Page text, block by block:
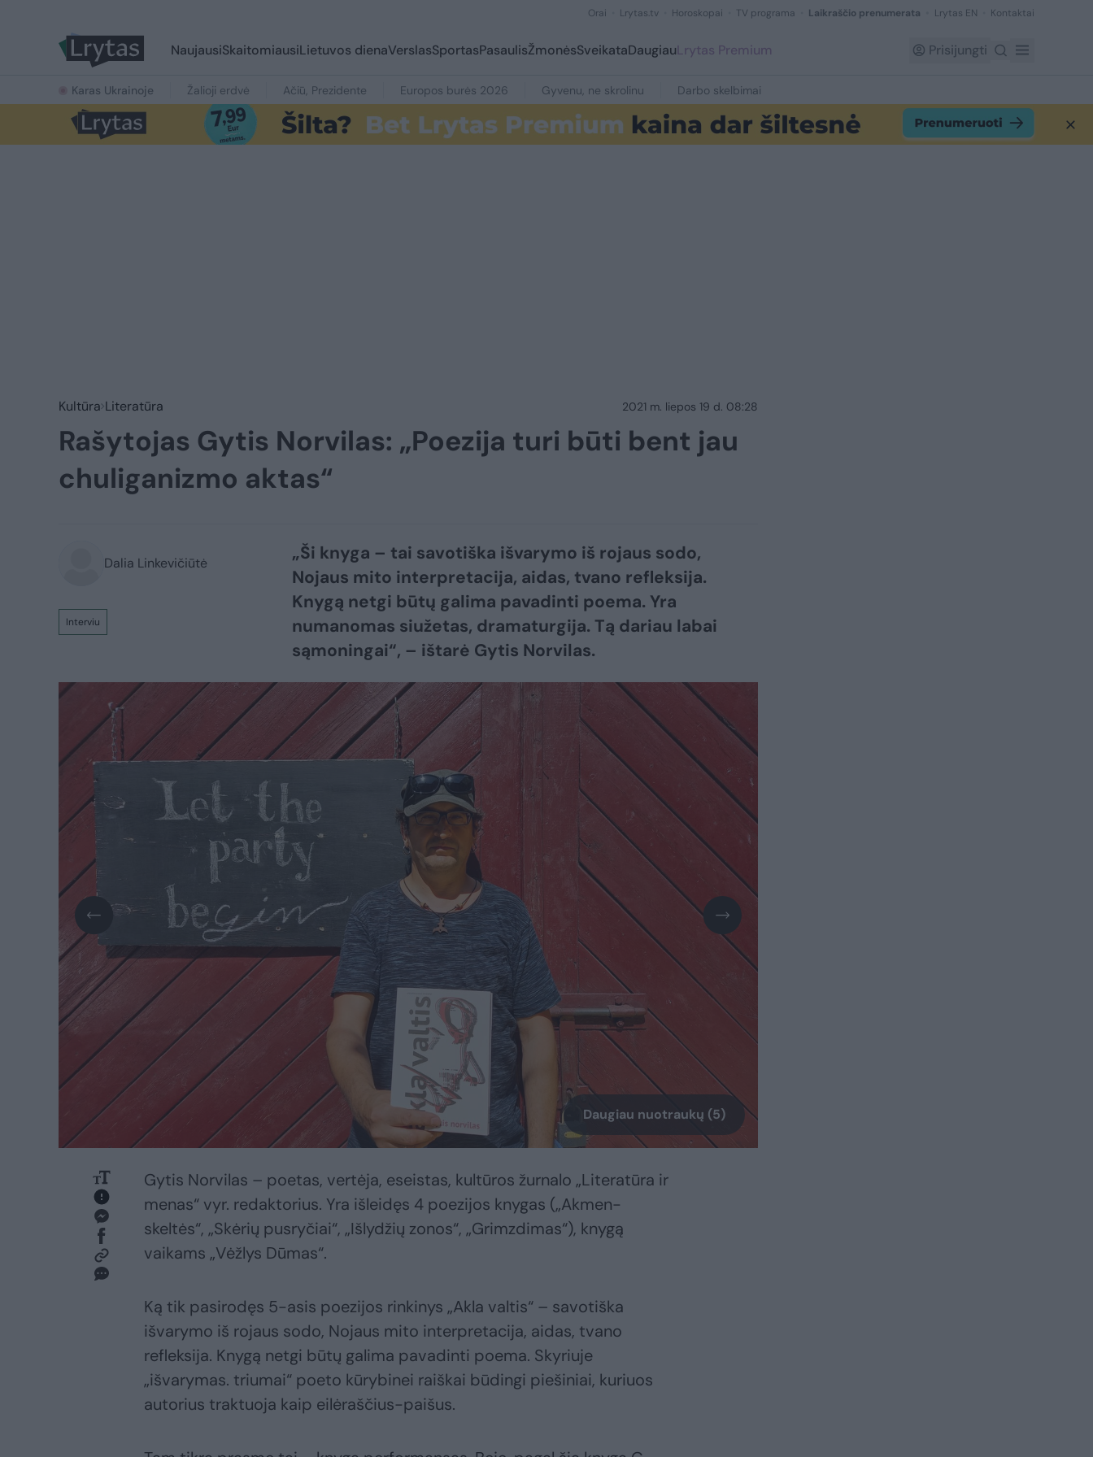
Orai Lrytas.tv Horoskopai TV programa Laikraščio prenumerata Lrytas EN Kontaktai
NaujausiSkaitomiausiLietuvos dienaVerslasSportasPasaulisŽmonėsSveikataDaugiauLrytas Premium Prisijungti
Karas Ukrainoje Žalioji erdvė Ačiū, Prezidente Europos burės 2026 Gyvenu, ne skrolinu Darbo skelbimai
Kultūra Literatūra 2021 m. liepos 19 d. 08:28
Rašytojas Gytis Norvilas: „Poezija turi būti bent jau
chuliganizmo aktas“
Dalia Linkevičiūtė
Interviu
„Ši knyga – tai savotiška išvarymo iš rojaus sodo,
Nojaus mito interpretacija, aidas, tvano refleksija.
Knygą netgi būtų galima pavadinti poema. Yra
numanomas siužetas, dramaturgija. Tą dariau labai
sąmoningai“, – ištarė Gytis Norvilas.
Daugiau nuotraukų (5)
Gytis Norvilas – poetas, vertėja, eseistas, kultūros žurnalo „Literatūra ir
menas“ vyr. redaktorius. Yra išleidęs 4 poezijos knygas („Akmen-
skeltės“, „Skėrių pusryčiai“, „Išlydžių zonos“, „Grimzdimas“), knygą
vaikams „Vėžlys Dūmas“.
Ką tik pasirodęs 5-asis poezijos rinkinys „Akla valtis“ – savotiška
išvarymo iš rojaus sodo, Nojaus mito interpretacija, aidas, tvano
refleksija. Knygą netgi būtų galima pavadinti poema. Skyriuje
„išvarymas. triumai“ poeto kūrybinei raiškai būdingi piešiniai, kuriuos
autorius traktuoja kaip eilėraščius-paišus.